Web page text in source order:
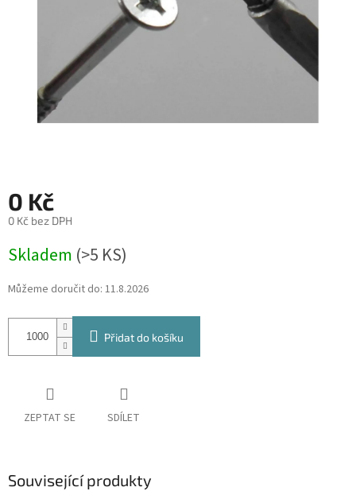
0 Kč
0 Kč bez DPH
cena:
Skladem (>5 KS)
Můžeme doručit do: 11.8.2026
Přidat do košíku
ZEPTAT SE SDÍLET
Související produkty